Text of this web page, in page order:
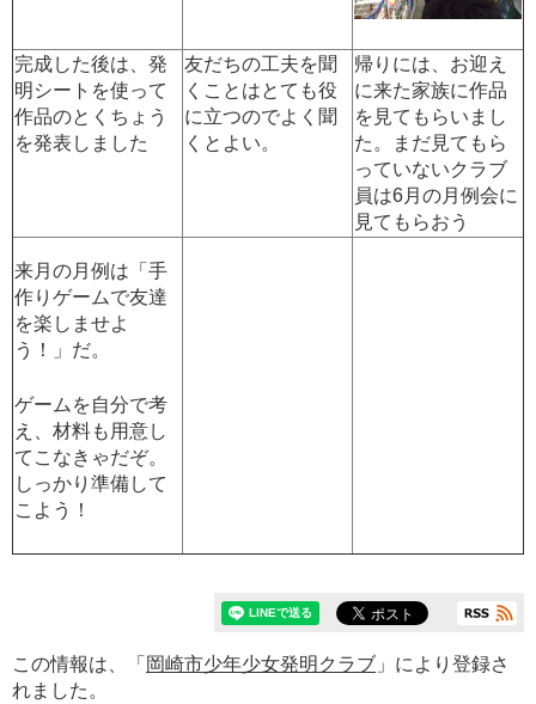
完成した後は、発
明シートを使って
作品のとくちょう
を発表しました
友だちの工夫を聞
くことはとても役
に立つのでよく聞
くとよい。
帰りには、お迎え
に来た家族に作品
を見てもらいまし
た。まだ見てもら
っていないクラブ
員は6月の月例会に
見てもらおう
来月の月例は「手
作りゲームで友達
を楽しませよ
う！」だ。
ゲームを自分で考
え、材料も用意し
てこなきゃだぞ。
しっかり準備して
こよう！
この情報は、「 岡崎市少年少女発明クラブ 」により登録さ
れました。